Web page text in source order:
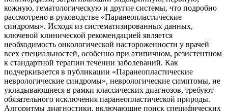
кожную, гематологическую и другие системы, что подробно
рассмотрено в руководстве «Паранеопластические
синдромы». Исходя из систематизированных данных,
ключевой клинической рекомендацией является
необходимость онкологической настороженности у врачей
всех специальностей, особенно при атипичном, резистентном
к стандартной терапии течении заболеваний. Как
подчеркивается в публикации «Паранеопластические
неврологические синдромы», неврологические симптомы, не
укладывающиеся в рамки классических диагнозов, требуют
обязательного исключения паранеопластической природы.
Алгоритмы диагностики, включающие поиск специфических